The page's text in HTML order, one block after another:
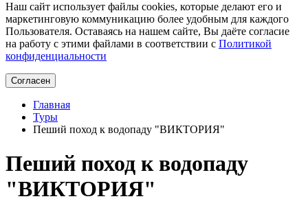
Наш сайт использует файлы cookies, которые делают его и
маркетинговую коммуникацию более удобным для каждого
Пользователя. Оставаясь на нашем сайте, Вы даёте согласие
на работу с этими файлами в соответствии с Политикой
конфиденциальности
Согласен
Главная
Туры
Пеший поход к водопаду "ВИКТОРИЯ"
Пеший поход к водопаду
"ВИКТОРИЯ"